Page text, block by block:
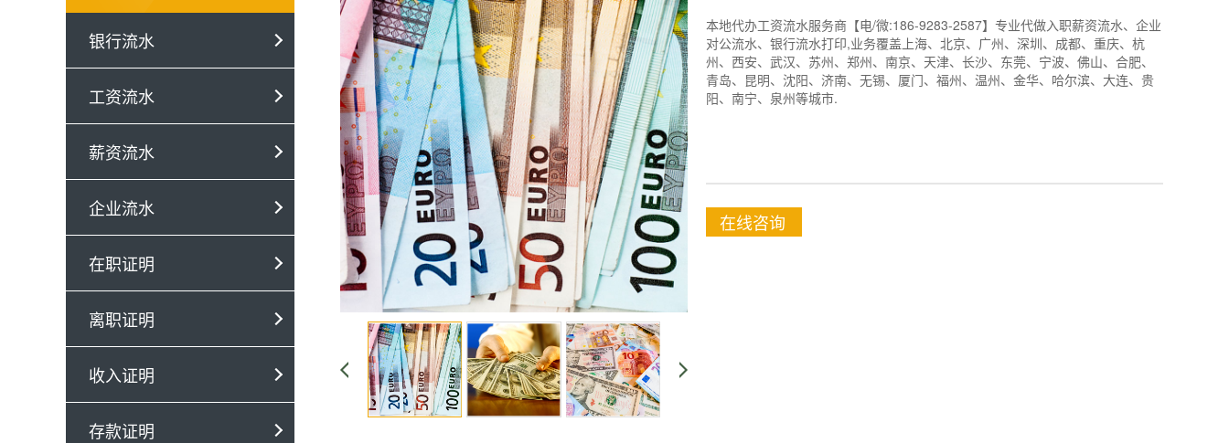
银行流水
工资流水
薪资流水
企业流水
在职证明
离职证明
收入证明
存款证明
本地代办工资流水服务商【电/微:186-9283-2587】专业代做入职薪资流水、企业
对公流水、银行流水打印,业务覆盖上海、北京、广州、深圳、成都、重庆、杭
州、西安、武汉、苏州、郑州、南京、天津、长沙、东莞、宁波、佛山、合肥、
青岛、昆明、沈阳、济南、无锡、厦门、福州、温州、金华、哈尔滨、大连、贵
阳、南宁、泉州等城市.
在线咨询